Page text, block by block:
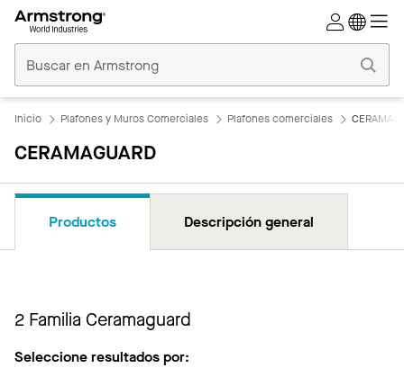
Comerciales
Inicio
Inicio Plafones y Muros Comerciales Plafones comerciales
CERAMAGUARD
Productos Descripción general
2 Familia Ceramaguard
Seleccione resultados por: